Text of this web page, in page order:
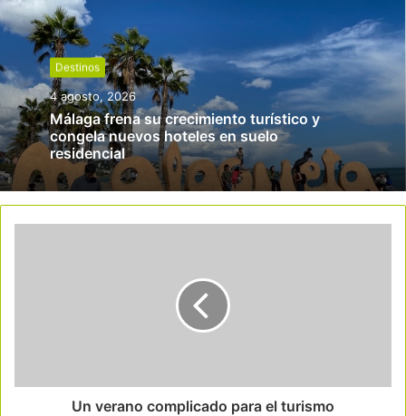
Destinos
4 agosto, 2026
Málaga frena su crecimiento turístico y
congela nuevos hoteles en suelo
residencial
Un verano complicado para el turismo